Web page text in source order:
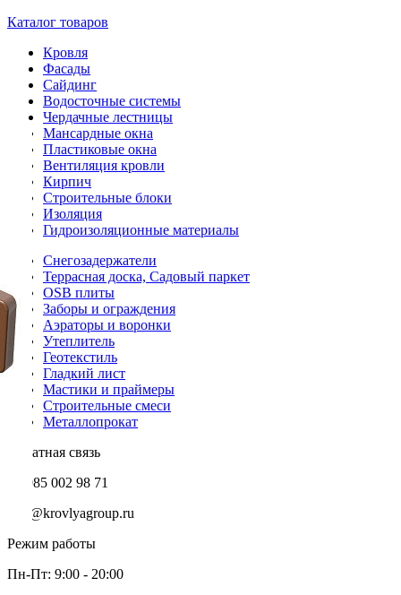
Каталог товаров
Кровля
Фасады
Сайдинг
Водосточные системы
Чердачные лестницы
Мансардные окна
Пластиковые окна
Вентиляция кровли
Кирпич
Строительные блоки
Изоляция
Гидроизоляционные материалы
Снегозадержатели
Террасная доска, Садовый паркет
OSB плиты
Заборы и ограждения
Аэраторы и воронки
Утеплитель
Геотекстиль
Гладкий лист
Мастики и праймеры
Строительные смеси
Металлопрокат
Обратная связь
+7 985 002 98 71
info@krovlyagroup.ru
Режим работы
Пн-Пт: 9:00 - 20:00